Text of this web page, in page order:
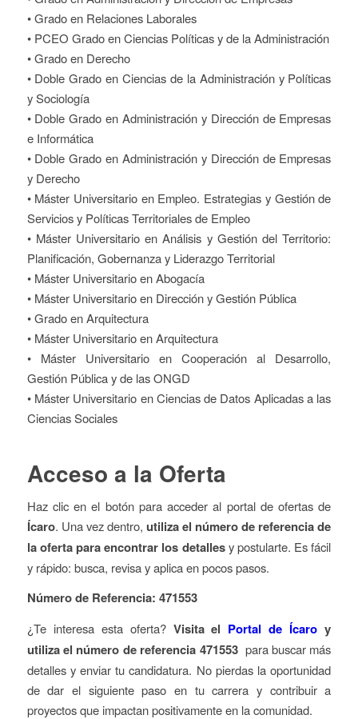
• Grado en Relaciones Laborales
• PCEO Grado en Ciencias Políticas y de la Administración
• Grado en Derecho
• Doble Grado en Ciencias de la Administración y Políticas
y Sociología
• Doble Grado en Administración y Dirección de Empresas
e Informática
• Doble Grado en Administración y Dirección de Empresas
y Derecho
• Máster Universitario en Empleo. Estrategias y Gestión de
Servicios y Políticas Territoriales de Empleo
• Máster Universitario en Análisis y Gestión del Territorio:
Planificación, Gobernanza y Liderazgo Territorial
• Máster Universitario en Abogacía
• Máster Universitario en Dirección y Gestión Pública
• Grado en Arquitectura
• Máster Universitario en Arquitectura
• Máster Universitario en Cooperación al Desarrollo,
Gestión Pública y de las ONGD
• Máster Universitario en Ciencias de Datos Aplicadas a las
Ciencias Sociales
Acceso a la Oferta
Haz clic en el botón para acceder al portal de ofertas de
Ícaro. Una vez dentro, utiliza el número de referencia de
la oferta para encontrar los detallesy postularte. Es fácil
y rápido: busca, revisa y aplica en pocos pasos.
Número de Referencia: 471553
¿Te interesa esta oferta? Visita el Portal de Ícaro y
utiliza el número de referencia 471553para buscar más
detalles y enviar tu candidatura. No pierdas la oportunidad
de dar el siguiente paso en tu carrera y contribuir a
proyectos que impactan positivamente en la comunidad.